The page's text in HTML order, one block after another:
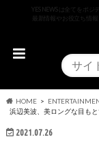
YESNEWSは全てをポジ
最新情報やお役立ち情
HOME
浜辺美波、美ロングな目も
2021.07.26